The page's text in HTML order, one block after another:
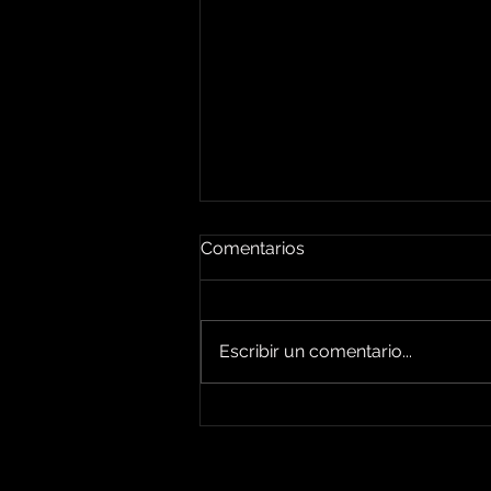
Comentarios
Escribir un comentario...